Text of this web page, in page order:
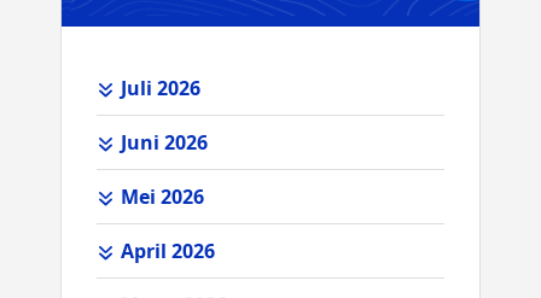
Juli 2026
Juni 2026
Mei 2026
April 2026